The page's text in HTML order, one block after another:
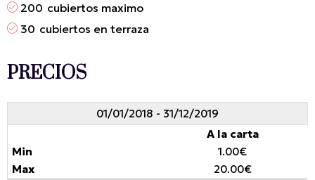
200 cubiertos maximo
30 cubiertos en terraza
PRECIOS
01/01/2018 - 31/12/2019
A la carta
1.00€
20.00€